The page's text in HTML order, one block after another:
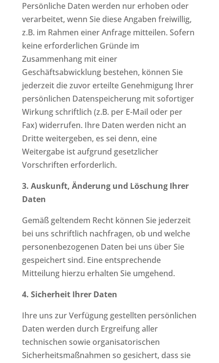
Persönliche Daten werden nur erhoben oder
verarbeitet, wenn Sie diese Angaben freiwillig,
z.B. im Rahmen einer Anfrage mitteilen. Sofern
keine erforderlichen Gründe im
Zusammenhang mit einer
Geschäftsabwicklung bestehen, können Sie
jederzeit die zuvor erteilte Genehmigung Ihrer
persönlichen Datenspeicherung mit sofortiger
Wirkung schriftlich (z.B. per E-Mail oder per
Fax) widerrufen. Ihre Daten werden nicht an
Dritte weitergeben, es sei denn, eine
Weitergabe ist aufgrund gesetzlicher
Vorschriften erforderlich.
3. Auskunft, Änderung und Löschung Ihrer
Daten
Gemäß geltendem Recht können Sie jederzeit
bei uns schriftlich nachfragen, ob und welche
personenbezogenen Daten bei uns über Sie
gespeichert sind. Eine entsprechende
Mitteilung hierzu erhalten Sie umgehend.
4. Sicherheit Ihrer Daten
Ihre uns zur Verfügung gestellten persönlichen
Daten werden durch Ergreifung aller
technischen sowie organisatorischen
Sicherheitsmaßnahmen so gesichert, dass sie